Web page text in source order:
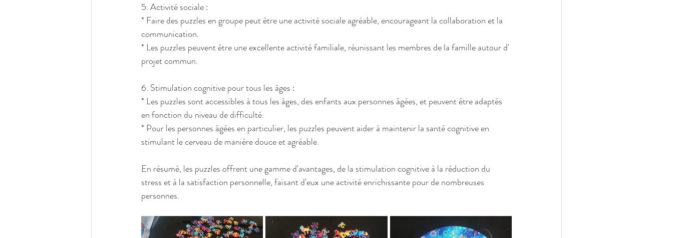
5. Activité sociale :
* Faire des puzzles en groupe peut être une activité sociale agréable, encourageant la collaboration et la
communication.
* Les puzzles peuvent être une excellente activité familiale, réunissant les membres de la famille autour d'
projet commun.
6. Stimulation cognitive pour tous les âges :
* Les puzzles sont accessibles à tous les âges, des enfants aux personnes âgées, et peuvent être adaptés
en fonction du niveau de difficulté.
* Pour les personnes âgées en particulier, les puzzles peuvent aider à maintenir la santé cognitive en
stimulant le cerveau de manière douce et agréable.
En résumé, les puzzles offrent une gamme d'avantages, de la stimulation cognitive à la réduction du
stress et à la satisfaction personnelle, faisant d'eux une activité enrichissante pour de nombreuses
personnes.